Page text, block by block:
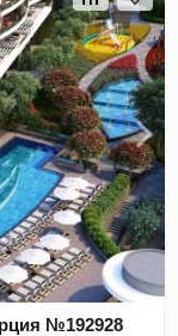
№192928